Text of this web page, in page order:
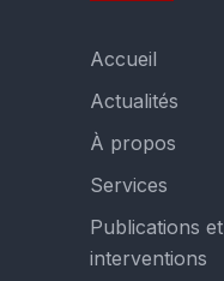
Accueil
Actualités
À propos
Services
Publications et
interventions